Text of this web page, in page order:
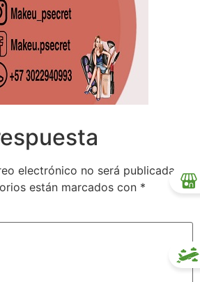
electrónico no será publicada.
están marcados con *